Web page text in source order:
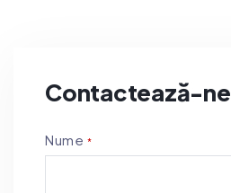
Contactează-ne
Nume *